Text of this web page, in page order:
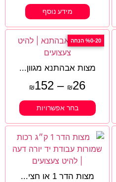
מידע נוסף
%0-20 הנחה
מצות אבהתנא מגוון...
₪26
–
₪152
בחר אפשרויות
מצות הדר 1 או חצי...